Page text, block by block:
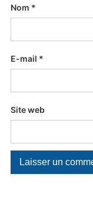
Nom *
E-mail *
Site web